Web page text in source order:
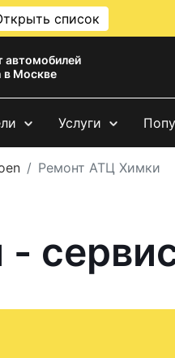
список
автомобилей
в Москве
Услуги
Ремонт АТЦ Химки